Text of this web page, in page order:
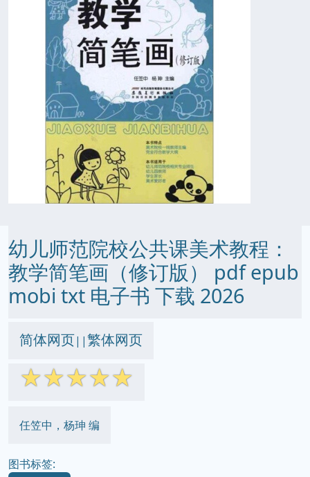
幼儿师范院校公共课美术教程：
教学简笔画（修订版） pdf epub
mobi txt 电子书 下载 2026
简体网页||繁体网页
☆☆☆☆☆
任笠中，杨珅 编
图书标签: